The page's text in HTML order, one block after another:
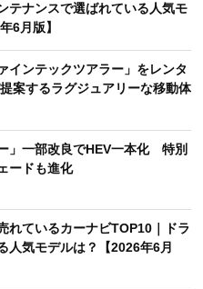
テナンスで選ばれている人気モ
6月版】
インテックツアラー」をレンタ
案するラグジュアリーな移動体
」一部改良でHEV一本化 特別
ードも進化
れているカーナビTOP10｜ドラ
人気モデルは？【2026年6月